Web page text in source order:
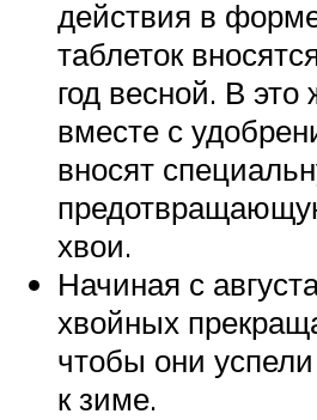
действия в
таблеток
год весной. В
вместе с
вносят
хвои.
Начиная с
хвойных
чтобы они успели
к зиме.